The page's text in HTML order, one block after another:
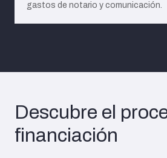
gastos de notario y comunicación.
Descubre el
financiación